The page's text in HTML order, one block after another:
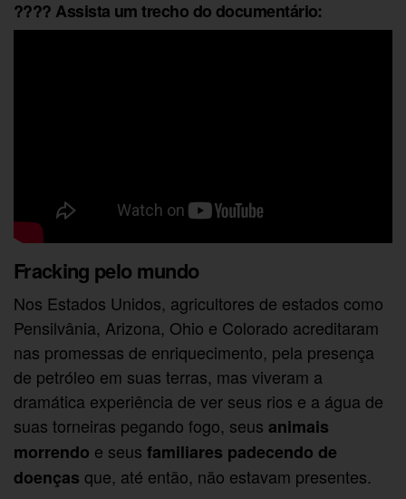
???? Assista um trecho do documentário:
Fracking pelo mundo
Nos Estados Unidos, agricultores de estados como
Pensilvânia, Arizona, Ohio e Colorado acreditaram
nas promessas de enriquecimento, pela presença
de petróleo em suas terras, mas viveram a
dramática experiência de ver seus rios e a água de
suas torneiras pegando fogo, seus animais
morrendo e seus familiares padecendo de
doenças que, até então, não estavam presentes.